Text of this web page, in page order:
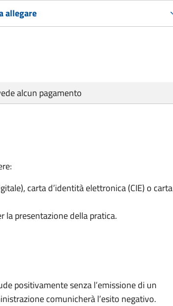
allegare
alcun pagamento
carta d’identità elettronica (CIE) o carta
presentazione della pratica.
positivamente senza l’emissione di un
comunicherà l’esito negativo.